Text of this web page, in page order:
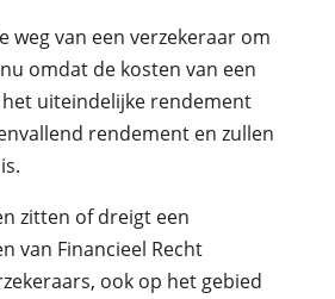
weg van een verzekeraar om
omdat de kosten van een
uiteindelijke rendement
rendement en zullen
zitten of dreigt een
van Financieel Recht
ook op het gebied